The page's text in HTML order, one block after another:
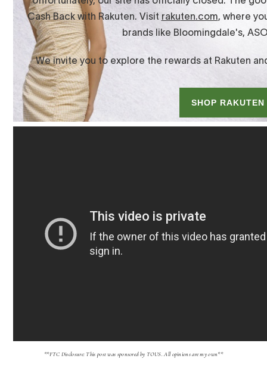
**FTC Disclosure: This post was sponsored by TOUS. All opinions are my own**